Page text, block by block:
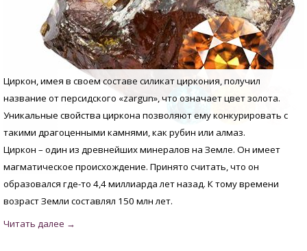
Циркон, имея в своем составе силикат циркония, получил
название от персидского «zargun», что означает цвет золота.
Уникальные свойства циркона позволяют ему конкурировать с
такими драгоценными камнями, как рубин или алмаз.
Циркон – один из древнейших минералов на Земле. Он имеет
магматическое происхождение. Принято считать, что он
образовался где-то 4,4 миллиарда лет назад. К тому времени
возраст Земли составлял 150 млн лет.